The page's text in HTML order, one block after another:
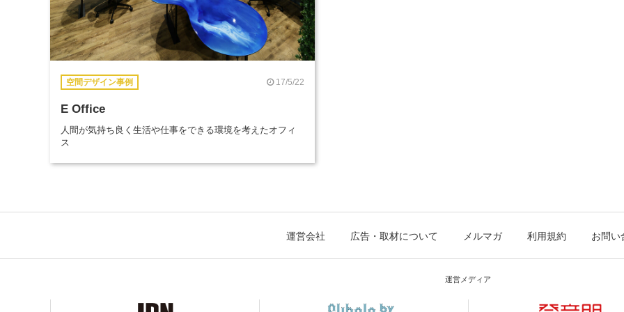
空間デザイン事例 17/5/22
E Office
人間が気持ち良く生活や仕事をできる環境を考えたオフィ
ス
運営会社 広告・取材について メルマガ 利用規約 お問い
運営メディア